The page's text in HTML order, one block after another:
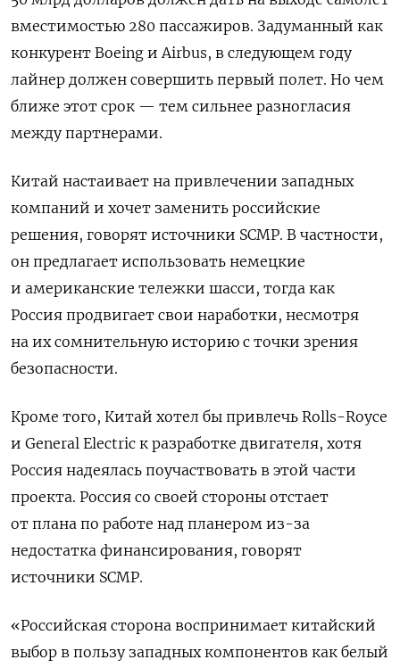
вместимостью 280 пассажиров. Задуманный как
конкурент Boeing и Airbus, в следующем году
лайнер должен совершить первый полет. Но чем
ближе этот срок — тем сильнее разногласия
между партнерами.
Китай настаивает на привлечении западных
компаний и хочет заменить российские
решения, говорят источники SCMP. В частности,
он предлагает использовать немецкие
и американские тележки шасси, тогда как
Россия продвигает свои наработки, несмотря
на их сомнительную историю c точки зрения
безопасности.
Кроме того, Китай хотел бы привлечь Rolls-Royce
и General Electric к разработке двигателя, хотя
Россия надеялась поучаствовать в этой части
проекта. Россия со своей стороны отстает
от плана по работе над планером из-за
недостатка финансирования, говорят
источники SCMP.
«Российская сторона воспринимает китайский
выбор в пользу западных компонентов как белый